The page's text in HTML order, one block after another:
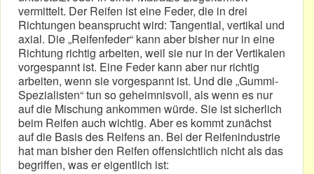
vermittelt. Der Reifen ist eine Feder, die in drei
Richtungen beansprucht wird: Tangential, vertikal und
axial. Die „Reifenfeder“ kann aber bisher nur in eine
Richtung richtig arbeiten, weil sie nur in der Vertikalen
vorgespannt ist. Eine Feder kann aber nur richtig
arbeiten, wenn sie vorgespannt ist. Und die „Gummi-
Spezialisten“ tun so geheimnisvoll, als wenn es nur
auf die Mischung ankommen würde. Sie ist sicherlich
beim Reifen auch wichtig. Aber es kommt zunächst
auf die Basis des Reifens an. Bei der Reifenindustrie
hat man bisher den Reifen offensichtlich nicht als das
begriffen, was er eigentlich ist: